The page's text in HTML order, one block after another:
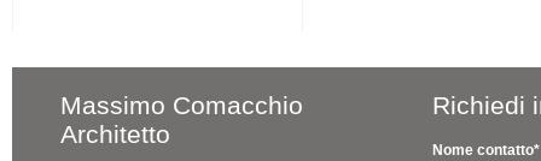
Massimo Comacchio
Architetto
Richiedi
Nome